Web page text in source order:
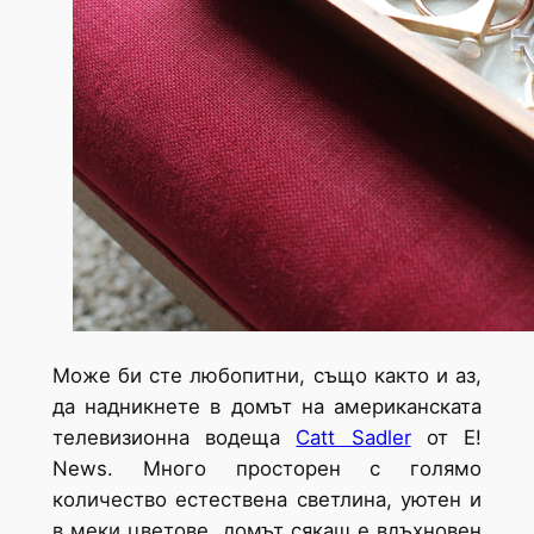
Може би сте любопитни, също както и аз,
да надникнете в домът на американската
телевизионна водеща Catt Sadlerот Е!
News. Много просторен с голямо
количество естествена светлина, уютен и